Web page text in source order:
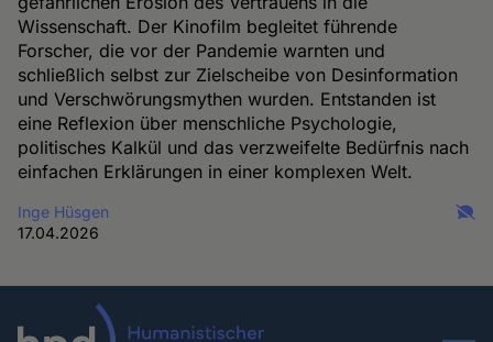
Wissenschaft. Der Kinofilm begleitet führende
Forscher, die vor der Pandemie warnten und
schließlich selbst zur Zielscheibe von Desinformation
und Verschwörungsmythen wurden. Entstanden ist
eine Reflexion über menschliche Psychologie,
politisches Kalkül und das verzweifelte Bedürfnis nach
einfachen Erklärungen in einer komplexen Welt.
Inge Hüsgen
17.04.2026